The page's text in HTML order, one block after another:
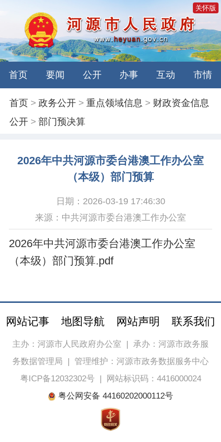
关怀版
首页 要闻 公开 办事 互动 市情
首页 >政务公开 >重点领域信息 > 财政资金信息
公开 >部门预决算
2026年中共河源市委台港澳工作办公室
（本级）部门预算
日期：2026-03-19 17:46:30
来源：中共河源市委台港澳工作办公室
2026年中共河源市委台港澳工作办公室
（本级）部门预算.pdf
网站记事 地图导航 网站声明 联系我们
主办：河源市人民政府办公室 | 承办：河源市政务服
务数据管理局 | 管理维护：河源市政务数据服务中心
粤ICP备12032302号|
网站标识码：4416000024
粤公网安备 44160202000112号